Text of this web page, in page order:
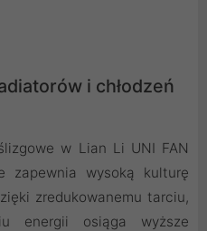
i chłodzeń
w Lian Li UNI FAN
zapewnia wysoką kulturę
zredukowanemu tarciu,
energii osiąga wyższe